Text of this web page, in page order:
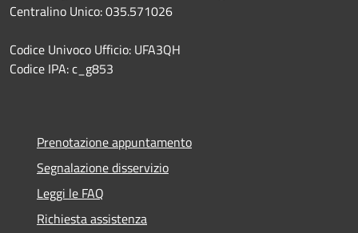
Centralino Unico: 035.571026
Codice Univoco Ufficio: UFA3QH
Codice IPA: c_g853
Prenotazione appuntamento
Segnalazione disservizio
Leggi le FAQ
Richiesta assistenza